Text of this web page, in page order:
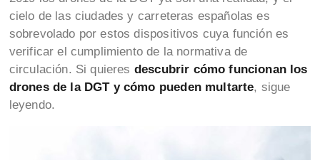
cielo de las ciudades y carreteras españolas es
sobrevolado por estos dispositivos cuya función es
verificar el cumplimiento de la normativa de
circulación. Si quieres descubrir cómo funcionan los
drones de la DGT y cómo pueden multarte, sigue
leyendo.